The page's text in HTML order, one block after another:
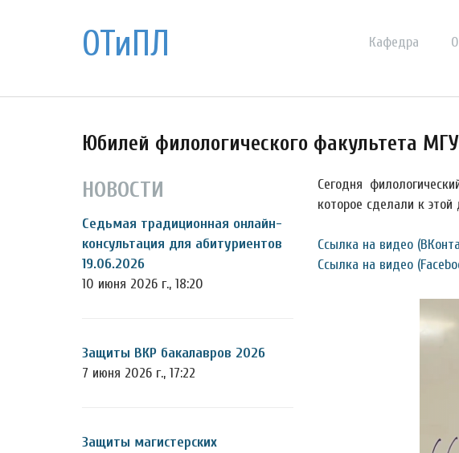
ОТиПЛ Кафедра
Юбилей филологического факультета МГУ
НОВОСТИ
Седьмая традиционная онлайн-
консультация для абитуриентов
19.06.2026
10 июня 2026 г., 18:20
Защиты ВКР бакалавров 2026
7 июня 2026 г., 17:22
Защиты магистерских
Сегодня
которое сделали к
Ссылка на видео
Ссылка на видео